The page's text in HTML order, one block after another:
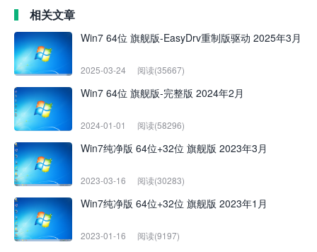
相关文章
Win7 64位 旗舰版-EasyDrv重制版驱动 2025年3月
2025-03-24 阅读(35667)
Win7 64位 旗舰版-完整版 2024年2月
2024-01-01 阅读(58296)
Win7纯净版 64位+32位 旗舰版 2023年3月
2023-03-16 阅读(30283)
Win7纯净版 64位+32位 旗舰版 2023年1月
2023-01-16 阅读(9197)